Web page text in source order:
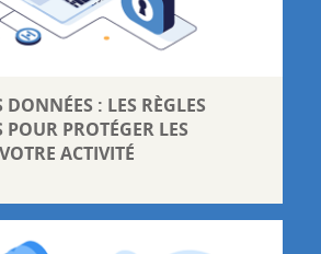
DONNÉES : LES RÈGLES
POUR PROTÉGER LES
ACTIVITÉ